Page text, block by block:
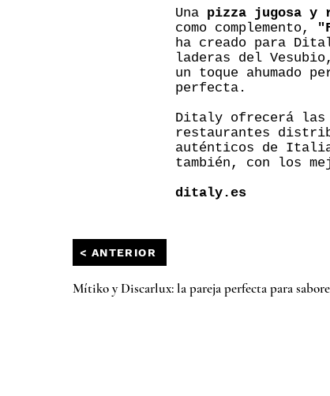
Una pizza jugosa y
como complemento,
ha creado para
laderas del
un toque ahumado
perfecta.
Ditaly ofrecerá las
restaurantes
auténticos de Italia
también, con los
ditaly.es
< ANTERIOR
Mítiko y Discarlux: la pareja perfecta para